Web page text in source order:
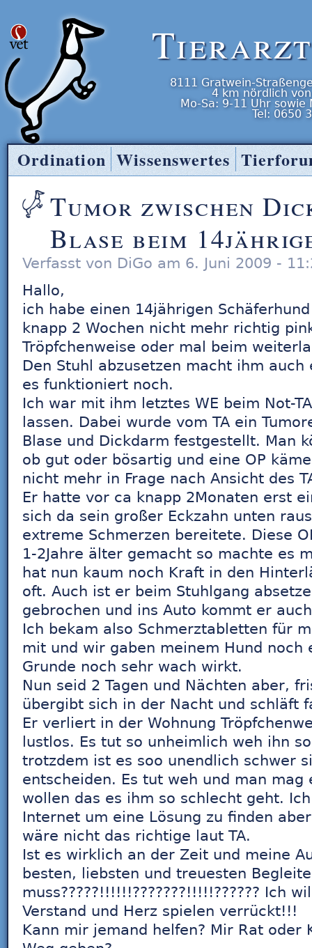
8111 Gratwein-
4 km nördlich
Mo-Sa: 9-11 Uhr sowie
Tel: 0650
Tumor zwischen
Blase beim
Verfasst von DiGo am 6. Juni 2009 -
Hallo,
ich habe einen 14jährigen
knapp 2 Wochen nicht mehr richtig
Tröpfchenweise oder mal beim
Den Stuhl abzusetzen macht ihm
es funktioniert noch.
Ich war mit ihm letztes WE beim Not-
lassen. Dabei wurde vom TA ein
Blase und Dickdarm festgestellt. Man
ob gut oder bösartig und eine OP
nicht mehr in Frage nach Ansicht des
Er hatte vor ca knapp 2Monaten erst
sich da sein großer Eckzahn unten
extreme Schmerzen bereitete. Diese
1-2Jahre älter gemacht so machte es
hat nun kaum noch Kraft in den
oft. Auch ist er beim Stuhlgang
gebrochen und ins Auto kommt er
Ich bekam also Schmerztabletten für
mit und wir gaben meinem Hund noch
Grunde noch sehr wach wirkt.
Nun seid 2 Tagen und Nächten aber,
übergibt sich in der Nacht und schläft
Er verliert in der Wohnung
lustlos. Es tut so unheimlich weh ihn
trotzdem ist es soo unendlich schwer
entscheiden. Es tut weh und man mag
wollen das es ihm so schlecht geht.
Internet um eine Lösung zu finden
wäre nicht das richtige laut TA.
Ist es wirklich an der Zeit und meine
besten, liebsten und treuesten
muss?????!!!!!!???????!!!!!?????? Ich
Verstand und Herz spielen verrückt!!!
Kann mir jemand helfen? Mir Rat oder
Tierarzt Entner
Ordination Wissenswertes